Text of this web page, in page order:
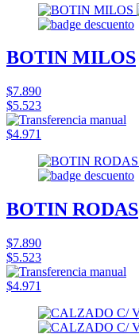
BOTIN MILOS
$7.890
$5.523
$4.971
BOTIN RODAS
$7.890
$5.523
$4.971